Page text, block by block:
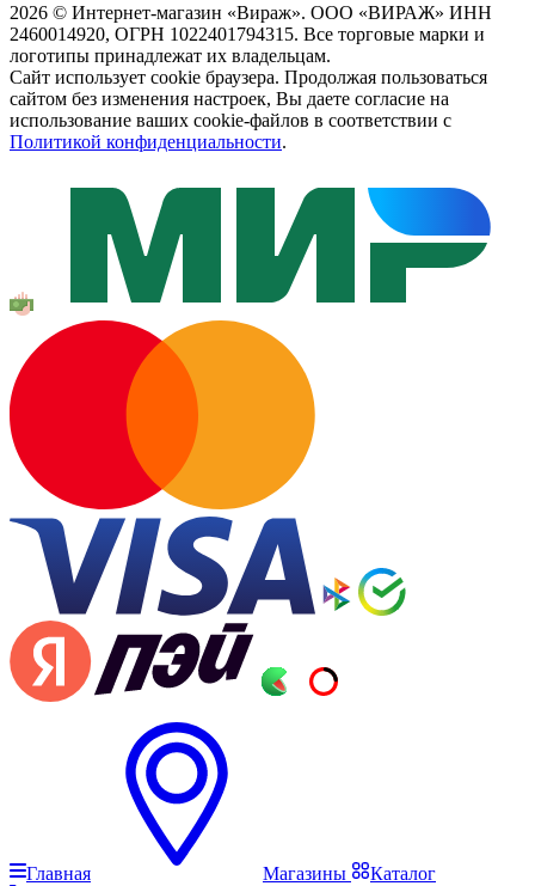
2026 © Интернет-магазин «Вираж». ООО «ВИРАЖ» ИНН
2460014920, ОГРН 1022401794315. Все торговые марки и
логотипы принадлежат их владельцам.
Сайт использует cookie браузера. Продолжая пользоваться
сайтом без изменения настроек, Вы даете согласие на
использование ваших cookie-файлов в соответствии с
Политикой конфиденциальности.
Главная Магазины Каталог